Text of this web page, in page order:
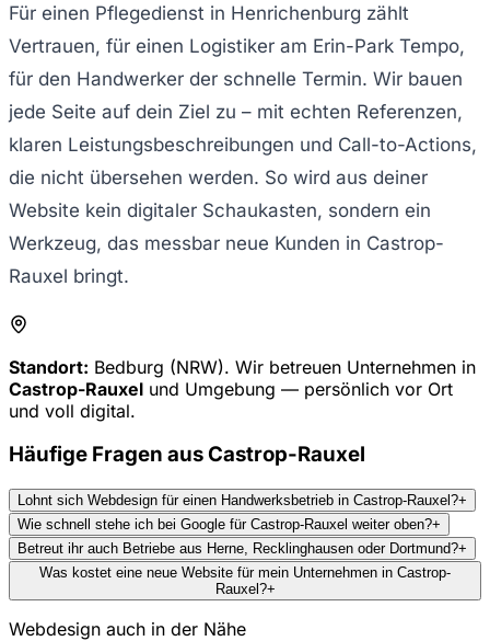
Für einen Pflegedienst in Henrichenburg zählt
Vertrauen, für einen Logistiker am Erin-Park Tempo,
für den Handwerker der schnelle Termin. Wir bauen
jede Seite auf dein Ziel zu – mit echten Referenzen,
klaren Leistungsbeschreibungen und Call-to-Actions,
die nicht übersehen werden. So wird aus deiner
Website kein digitaler Schaukasten, sondern ein
Werkzeug, das messbar neue Kunden in Castrop-
Rauxel bringt.
Standort: Bedburg (NRW). Wir betreuen Unternehmen in
Castrop-Rauxel und Umgebung — persönlich vor Ort
und voll digital.
Häufige Fragen ausCastrop-Rauxel
Lohnt sich Webdesign für einen Handwerksbetrieb in Castrop-Rauxel?+
Wie schnell stehe ich bei Google für Castrop-Rauxel weiter oben?+
Betreut ihr auch Betriebe aus Herne, Recklinghausen oder Dortmund?+
Was kostet eine neue Website für mein Unternehmen in Castrop-
Rauxel?+
Webdesign auch in der Nähe